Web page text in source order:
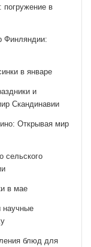
погружение в
Финляндии:
в январе
и
Скандинавии
Открывая мир
сельского
в мае
научные
блюд для